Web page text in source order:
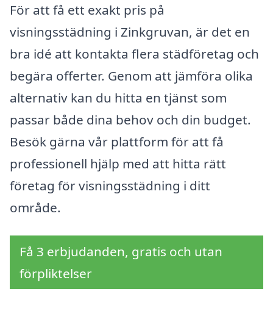
För att få ett exakt pris på
visningsstädning i Zinkgruvan, är det en
bra idé att kontakta flera städföretag och
begära offerter. Genom att jämföra olika
alternativ kan du hitta en tjänst som
passar både dina behov och din budget.
Besök gärna vår plattform för att få
professionell hjälp med att hitta rätt
företag för visningsstädning i ditt
område.
Få 3 erbjudanden, gratis och utan
förpliktelser